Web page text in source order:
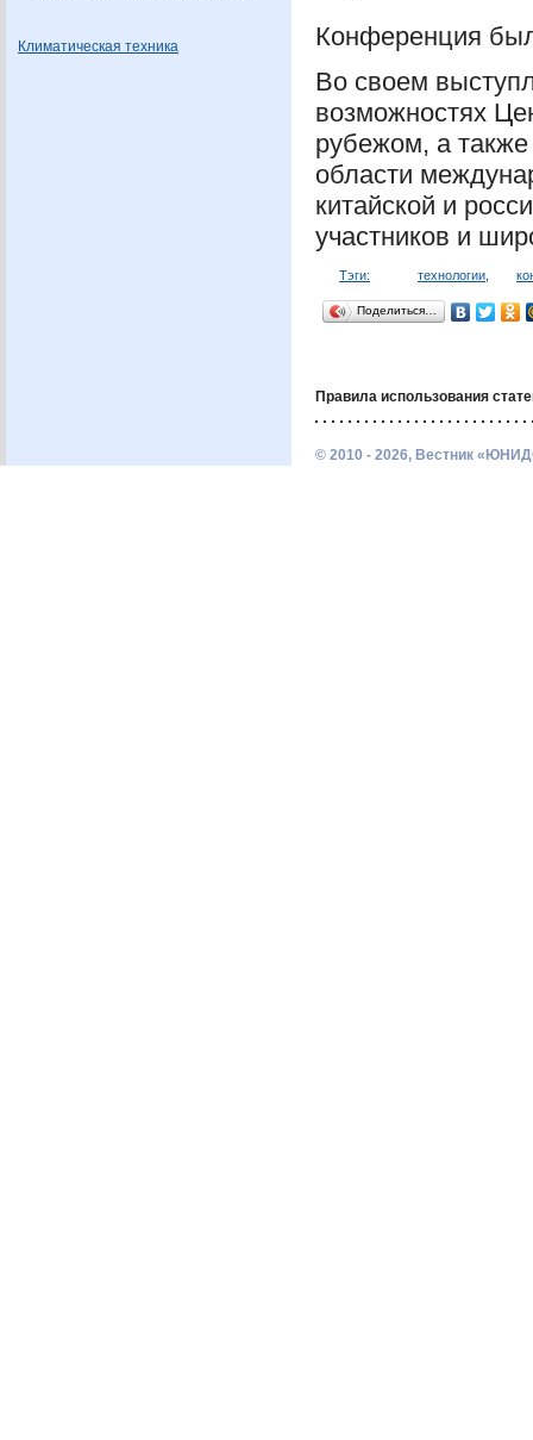
Климатическая техника
Конференция
Во своем
возможностях
рубежом, а также
области
китайской и
участников и
Тэги: технологии
Поделиться…
Правила использования
© 2010 - 2026, Вестник